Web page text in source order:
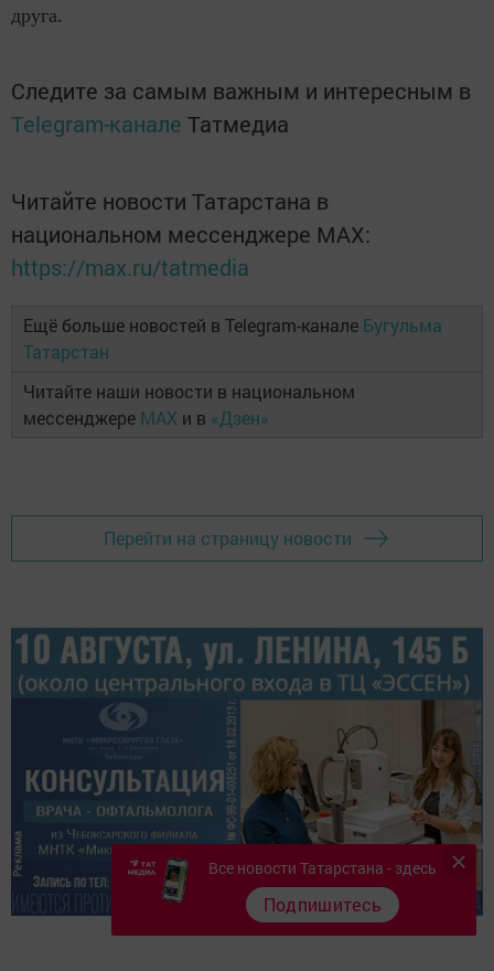
друга.
Следите за самым важным и интересным в
Telegram-канале Татмедиа
Читайте новости Татарстана в
национальном мессенджере MАХ:
https://max.ru/tatmedia
Ещё больше новостей в Telegram-канале Бугульма
Татарстан
Читайте наши новости в национальном
мессенджере MAX и в «Дзен»
Перейти на страницу новости
Все новости Татарстана - здесь
Подпишитесь